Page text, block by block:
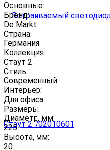
Основные:
Бренд:
De Markt
Страна:
Германия
Коллекция:
Стаут 2
Стиль:
Современный
Интерьер:
Для офиса
Размеры:
Диаметр, мм:
225
Высота, мм:
20